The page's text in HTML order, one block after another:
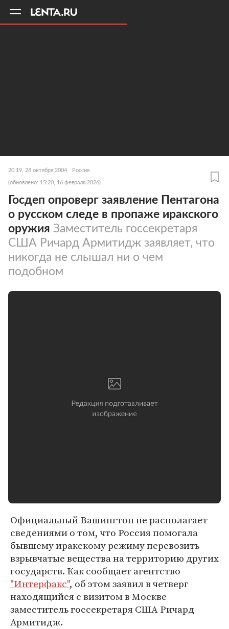
20:19, 28 октября 2004 Россия
(обновлено: 15:20, 16 февраля 2026)
Госдеп опроверг заявление Пентагона
о русском следе в пропаже иракского
оружия Заместитель госсекретаря
США Ричард Армитидж заявляет, что
никогда не слышал ни о чем
подобном
Официальный Вашингтон не располагает
сведениями о том, что Россия помогала
бывшему иракскому режиму перевозить
взрывчатые вещества на территорию других
государств. Как сообщает агентство
"Интерфакс", об этом заявил в четверг
находящийся с визитом в Москве
заместитель госсекретаря США Ричард
Армитидж.